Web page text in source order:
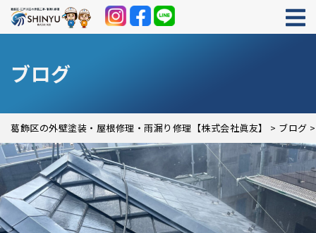
ブログ
葛飾区の外壁塗装・屋根修理・雨漏り修理【株式会社眞友】 > ブログ